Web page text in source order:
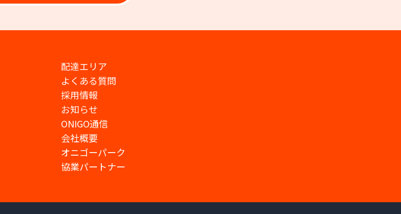
配達エリア
よくある質問
採用情報
お知らせ
ONIGO通信
会社概要
オニゴーパーク
協業パートナー